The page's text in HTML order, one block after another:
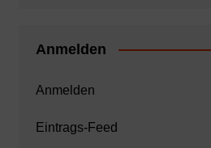
Anmelden
Anmelden
Eintrags-Feed